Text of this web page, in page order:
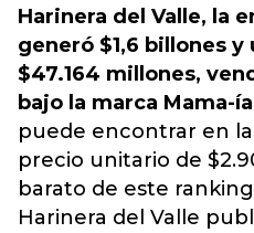
Harinera del Valle, la
generó $1,6 billones
$47.164 millones,
bajo la marca Mama-
puede encontrar en
precio unitario de
barato de este
Harinera del Valle